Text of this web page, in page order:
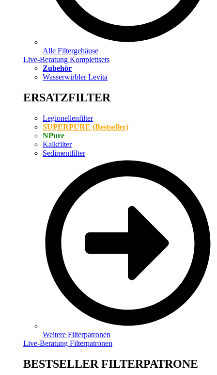
Alle Filtergehäuse
Live-Beratung Komplettsets
Zubehör
Wasserwirbler Levita
ERSATZFILTER
Legionellenfilter
SUPERPURE (Bestseller)
NPure
Kalkfilter
Sedimentfilter
Weitere Filterpatronen
Live-Beratung Filterpatronen
BESTSELLER FILTERPATRONE